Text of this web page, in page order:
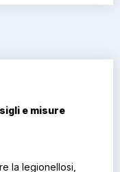
e misure
la legionellosi,